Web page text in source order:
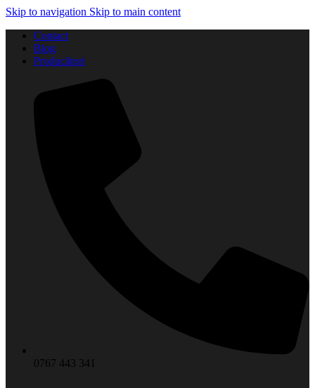
Skip to navigation Skip to main content
Contact
Blog
Producători
0767 443 341